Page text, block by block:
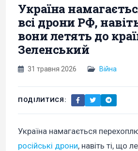
Україна
всі дрони РФ,
вони летять до
Зеленський
31 травня 2026 Війна
ПОДІЛИТИСЯ:
Україна намагається
російські дрони, навіть ті, що